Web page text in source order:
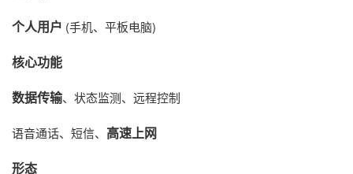
个人用户 ​ (手机、平板电脑)
核心功能
数据传输、状态监测、远程控制
语音通话、短信、 高速上网
形态